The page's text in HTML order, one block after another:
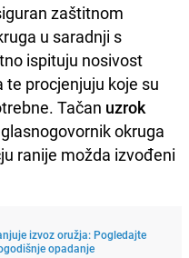
zaštitnom
u saradnji s
ispituju nosivost
procjenjuju koje su
Tačan uzrok
okruga
ranije možda izvođeni
izvoz oružja: Pogledajte
opadanje